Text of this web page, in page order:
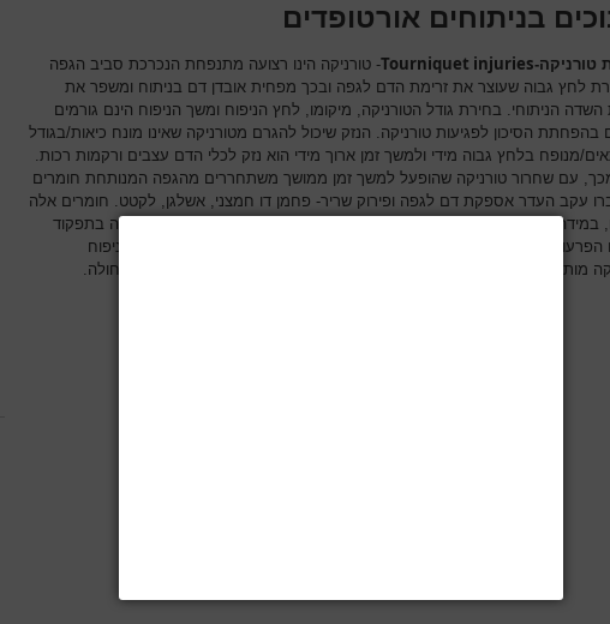
בניתוחים אורטופדים
טורניקה-Tourniquet injuries- טורניקה הינו רצועה מתנפחת הנכרכת סביב הגפה
לחץ גבוה שעוצר את זרימת הדם לגפה ובכך מפחית אובדן דם בניתוח ומשפר את
הניתוחי. בחירת גודל הטורניקה, מיקומו, לחץ הניפוח ומשך הניפוח הינם גורמים
בהפחתת הסיכון לפגיעות טורניקה. הנזק שיכול להגרם מטורניקה שאינו מונח כיאות/בגודל
מנופח בלחץ גבוה מידי ולמשך זמן ארוך מידי הוא נזק לכלי הדם עצבים ורקמות רכות.
עם שחרור טורניקה שהופעל למשך זמן ממושך משתחררים מהגפה המנותחת חומרים
עקב העדר אספקת דם לגפה ופירוק שריר- פחמן דו חמצני, אשלגן, לקטט. חומרים אלה
במידה ומשוחררים בצורה לא מבוקרת, להוביל למצבים מסוכנים כמו הפרעה בתפקוד
הפרעות בקצב הלב, בעיקר בחולים המועדים לכך. על המרדים לוודא שזמן ניפוח
מותאם לחולה, וכן שחרור הטורניקה נעשה באופן מבוקר בהתאם למצב החולה.